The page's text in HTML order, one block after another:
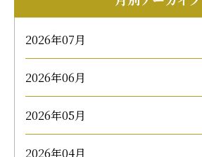
2026年07月
2026年06月
2026年05月
2026年04月